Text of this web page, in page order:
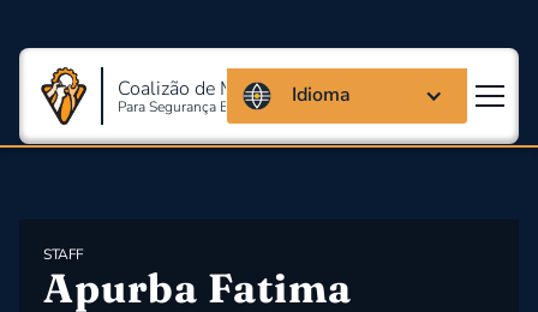
Coalizão de Massachusetts
Para Segurança E Saúde Ocupacional
Idioma
STAFF
Apurba Fatima